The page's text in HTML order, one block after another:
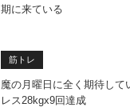
期に来ている
筋トレ
魔の月曜日に全く期待して
レス28kgx9回達成